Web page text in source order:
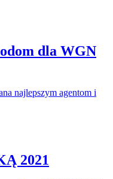
dla WGN
najlepszym agentom i
2021